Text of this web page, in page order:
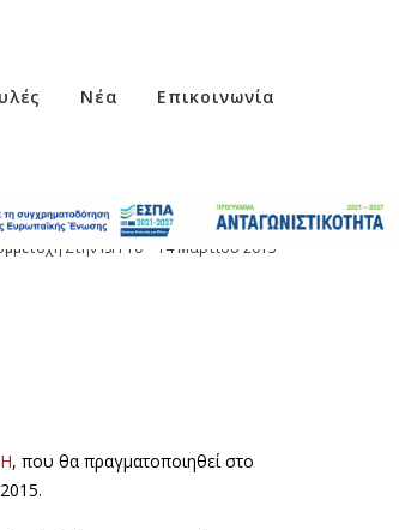
Νέα Επικοινωνία
Στην ISH 10 – 14 Μάρτιου 2015
, που θα πραγματοποιηθεί στο